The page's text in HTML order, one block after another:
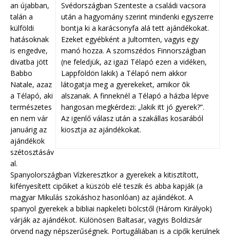
Svédországban Szenteste a családi vacsora
után a hagyomány szerint mindenki egyszerre
bontja ki a karácsonyfa alá tett ajándékokat.
Ezeket egyébként a Jultomten, vagyis egy
manó hozza. A szomszédos Finnországban
(ne feledjük, az igazi Télapó ezen a vidéken,
Lappföldön lakik) a Télapó nem akkor
látogatja meg a gyerekeket, amikor õk
alszanak. A finneknél a Télapó a házba lépve
hangosan megkérdezi: „lakik itt jó gyerek?”.
Az igenlő válasz után a szakállas kosarából
kiosztja az ajándékokat.
an újabban,
talán a
külföldi
hatásoknak
is engedve,
divatba jött
Babbo
Natale, azaz
a Télapó, aki
természetes
en nem vár
januárig az
ajándékok
szétosztásáv
al.
Spanyolországban Vízkeresztkor a gyerekek a kitisztított,
kifényesített cipőiket a küszöb elé teszik és abba kapják (a
magyar Mikulás szokáshoz hasonlóan) az ajándékot. A
spanyol gyerekek a bibliai napkeleti bölcstől (Három Királyok)
várják az ajándékot. Különösen Baltasar, vagyis Boldizsár
örvend nagy népszerűségnek. Portugáliában is a cipők kerülnek